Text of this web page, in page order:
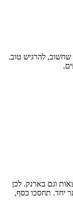
שחשוב, להרגיש טוב.
וגם בארנק. לכן
יחד. תחסכו כסף,